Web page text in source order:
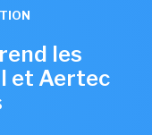
les
et Aertec